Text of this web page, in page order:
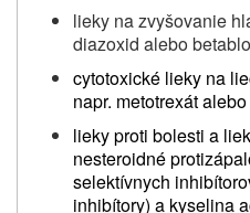
lieky nazvyšovanie
diazoxid alebo
cytotoxické lieky na
napr. metotrexát
lieky proti bolesti a
nesteroidné
selektívnych
inhibítory) a kyselina